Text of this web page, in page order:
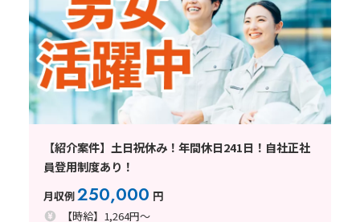
【紹介案件】土日祝休み！年間休日241日！自社正社
員登用制度あり！
月収例250,000 円
【時給】1,264円～